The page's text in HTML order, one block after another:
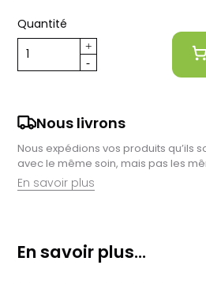
Quantité
Nous livrons
Nous expédions vos produits qu’ils
avec le même soin, mais pas les
En savoir plus
achats à domicile, mais il est encore
accueillir en magasin. Commandez
En savoir plus...